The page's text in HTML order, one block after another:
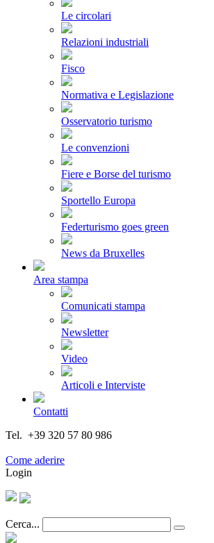
Le circolari
Relazioni industriali
Fisco
Normativa e Legislazione
Osservatorio turismo
Le convenzioni
Fiere e Borse del turismo
Sportello Europa
Federturismo goes green
News da Bruxelles
Area stampa
Comunicati stampa
Newsletter
Video
Articoli e Interviste
Contatti
Tel. +39 320 57 80 986
Come aderire
Login
Cerca...